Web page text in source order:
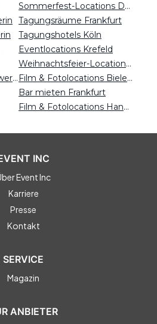
Hochzeitslocation Schwerin
Sommerfest-Locations Düsseldorf
Tagungsräume Frankfurt
Tagungshotels Köln
Eventlocations Krefeld
Weihnachtsfeier-Locations Hannover
Film & Fotolocations Bielefeld
Bar mieten Frankfurt
Film & Fotolocations Hannover
INC
Event Inc
Karriere
Presse
Kontakt
SERVICE
Magazin
ANBIETER